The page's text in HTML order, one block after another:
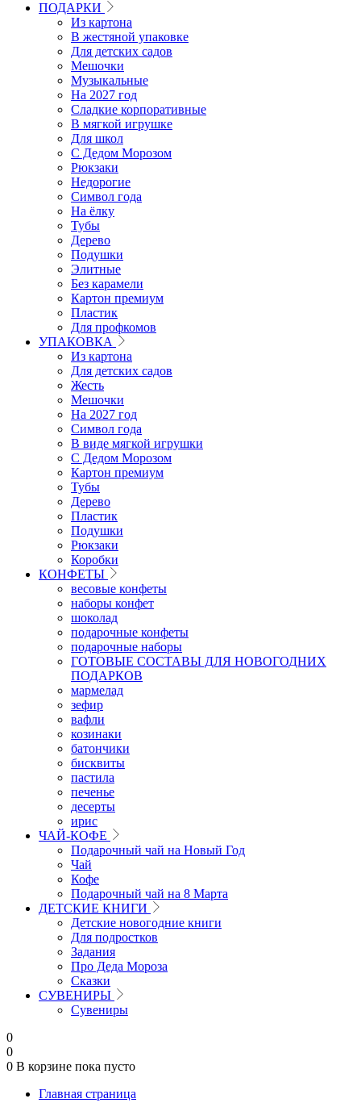
ПОДАРКИ
Из картона
В жестяной упаковке
Для детских садов
Мешочки
Музыкальные
На 2027 год
Сладкие корпоративные
В мягкой игрушке
Для школ
С Дедом Морозом
Рюкзаки
Недорогие
Символ года
На ёлку
Тубы
Дерево
Подушки
Элитные
Без карамели
Картон премиум
Пластик
Для профкомов
УПАКОВКА
Из картона
Для детских садов
Жесть
Мешочки
На 2027 год
Символ года
В виде мягкой игрушки
С Дедом Морозом
Картон премиум
Тубы
Дерево
Пластик
Подушки
Рюкзаки
Коробки
КОНФЕТЫ
весовые конфеты
наборы конфет
шоколад
подарочные конфеты
подарочные наборы
ГОТОВЫЕ СОСТАВЫ ДЛЯ НОВОГОДНИХ
ПОДАРКОВ
мармелад
зефир
вафли
козинаки
батончики
бисквиты
пастила
печенье
десерты
ирис
ЧАЙ-КОФЕ
Подарочный чай на Новый Год
Чай
Кофе
Подарочный чай на 8 Марта
ДЕТСКИЕ КНИГИ
Детские новогодние книги
Для подростков
Задания
Про Деда Мороза
Сказки
СУВЕНИРЫ
Сувениры
0
0
0 В корзине пока пусто
Главная страница